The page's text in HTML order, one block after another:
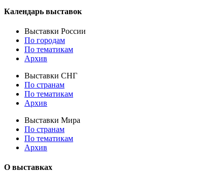
Календарь выставок
Выставки России
По городам
По тематикам
Архив
Выставки СНГ
По странам
По тематикам
Архив
Выставки Мира
По странам
По тематикам
Архив
О выставках